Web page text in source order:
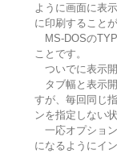
ように画面に表
に印刷すること
MS-DOSの
ことです。
ついでに表示開
タブ幅と表示
すが、毎回同じ
ンを指定しない
一応オプショ
になるようにイ